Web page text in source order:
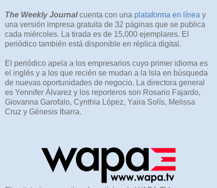
The Weekly Journalcuenta con una plataforma en línea y
una versión impresa gratuita de 32 páginas que se publica
cada miércoles. La tirada es de 15,000 ejemplares. El
periódico también está disponible en réplica digital.
El periódico apela a los empresarios cuyo primer idioma es
el inglés y a los que recién se mudan a la Isla en búsqueda
de nuevas oportunidades de negocio. La directora general
es Yennifer Álvarez y los reporteros son Rosario Fajardo,
Giovanna Garofalo, Cynthia López, Yaira Solís, Melissa
Cruz y Génesis Ibarra.